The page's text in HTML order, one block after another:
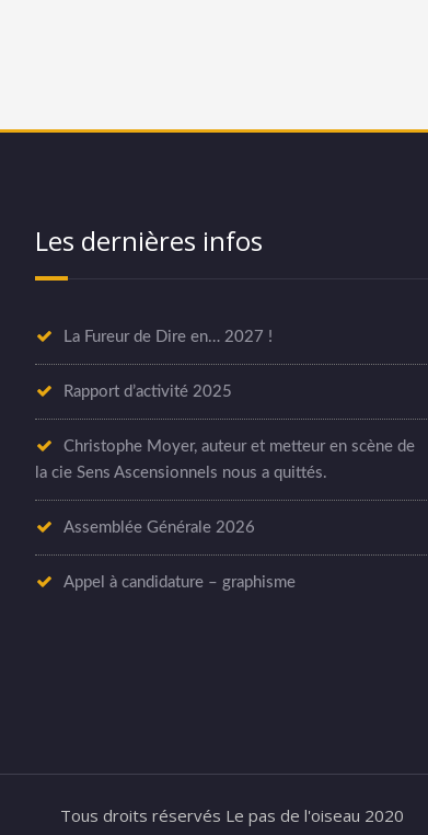
Les dernières infos
La Fureur de Dire en… 2027 !
Rapport d’activité 2025
Christophe Moyer, auteur et metteur en scène de
la cie Sens Ascensionnels nous a quittés.
Assemblée Générale 2026
Appel à candidature – graphisme
Tous droits réservés Le pas de l'oiseau 2020